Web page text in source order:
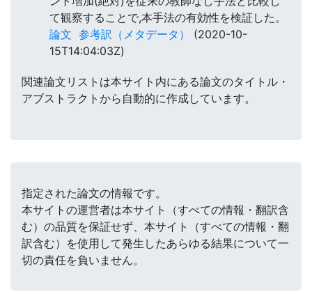
て観察することで,本手法の有効性を検証した。
論文 参考訳（メタデータ）
(2020-10-
15T14:04:03Z)
関連論文リストは本サイト内にある論文のタイトル・
アブストラクトから自動的に作成しています。
指定された論文の情報です。
本サイトの運営者は本サイト（すべての情報・翻訳含
む）の品質を保証せず、本サイト（すべての情報・翻
訳含む）を使用して発生したあらゆる結果について一
切の責任を負いません。